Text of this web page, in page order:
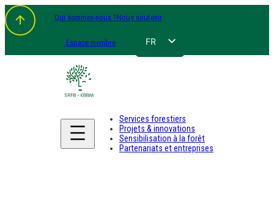
Qui sommes-nous ?Nous soutenir
Espace membre FR
DE
Services forestiers
Projets & innovations
Sensibilisation à la forêt
Partenariats et entreprises